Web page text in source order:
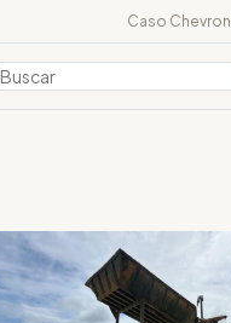
Caso Chevron
Colombia